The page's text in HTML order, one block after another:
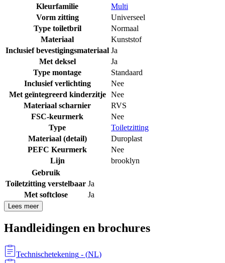
Kleurfamilie
Multi
Vorm zitting
Universeel
Type toiletbril
Normaal
Materiaal
Kunststof
Inclusief bevestigingsmateriaal Ja
Met deksel
Ja
Type montage
Standaard
Inclusief verlichting
Nee
Met geïntegreerd kinderzitje
Nee
Materiaal scharnier
RVS
FSC-keurmerk
Nee
Type
Toiletzitting
Materiaal (detail)
Duroplast
PEFC Keurmerk
Nee
Lijn
brooklyn
Gebruik
Toiletzitting verstelbaar Ja
Met softclose
Ja
Lees meer
Handleidingen en brochures
Technischetekening - (NL)